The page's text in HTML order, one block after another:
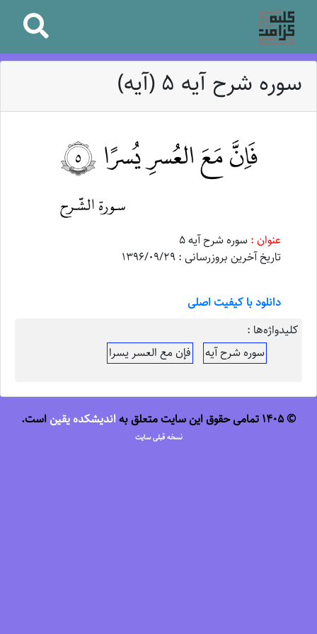
سوره شرح آیه ۵ (آیه)
عنوان : سوره شرح آیه ۵
تاریخ آخرین بروزرسانی : 1396/09/29
دانلود با کیفیت اصلی
کلیدواژه‌ها :
سوره شرح آیه
فإن مع العسر یسرا
© 1405 تمامی حقوق این سایت متعلق به اندیشکده یقین است.
نسخه قبلی سایت